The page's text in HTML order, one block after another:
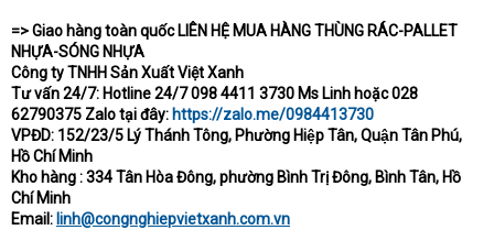
=> Giao hàng toàn quốc LIÊN HỆ MUA HÀNG THÙNG RÁC-PALLET
NHỰA-SÓNG NHỰA
Công ty TNHH Sản Xuất Việt Xanh
Tư vấn 24/7: Hotline 24/7 098 4411 3730 Ms Linh hoặc 028
62790375 Zalo tại đây: https://zalo.me/0984413730
VPĐD: 152/23/5 Lý Thánh Tông, Phường Hiệp Tân, Quận Tân Phú,
Hồ Chí Minh
Kho hàng : 334 Tân Hòa Đông, phường Bình Trị Đông, Bình Tân, Hồ
Chí Minh
Email: linh@congnghiepvietxanh.com.vn